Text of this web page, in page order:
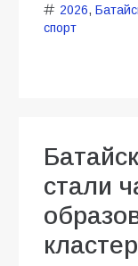
2026,
спорт
стали